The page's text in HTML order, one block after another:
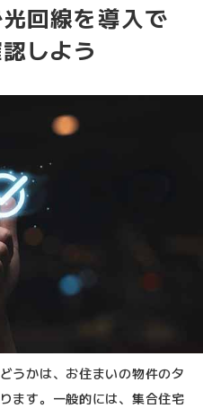
回線を導入で
しよう
うかは、お住まいの物件のタ
ます。一般的には、集合住宅